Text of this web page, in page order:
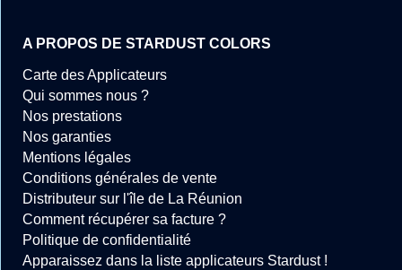
A PROPOS DE STARDUST COLORS
Carte des Applicateurs
Qui sommes nous ?
Nos prestations
Nos garanties
Mentions légales
Conditions générales de vente
Distributeur sur l'île de La Réunion
Comment récupérer sa facture ?
Politique de confidentialité
Apparaissez dans la liste applicateurs Stardust !